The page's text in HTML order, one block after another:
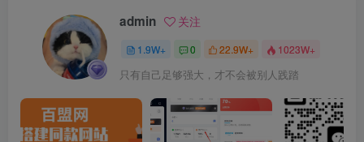
admin 关注
1.9W+ 0 22.9W+ 1023W+
只有自己足够强大，才不会被别人践踏